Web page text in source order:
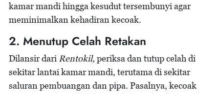
kamar mandi hingga kesudut tersembunyi agar
meminimalkan kehadiran kecoak.
2. Menutup Celah Retakan
Dilansir dari Rentokil, periksa dan tutup celah di
sekitar lantai kamar mandi, terutama di sekitar
saluran pembuangan dan pipa. Pasalnya, kecoak